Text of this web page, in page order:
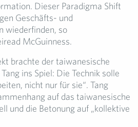
Dieser Paradigma Shift
Geschäfts- und
wiederfinden, so
McGuinness.
brachte der taiwanesische
ins Spiel: Die Technik solle
nicht nur für sie“. Tang
auf das taiwanesische
und die Betonung auf „kollektive